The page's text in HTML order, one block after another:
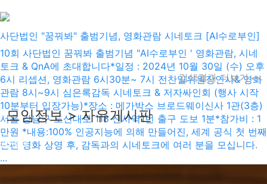
사단법인 "꿈꿔봐" 출범기념, 영화관람 시네토크 [AI수로부인]
10회 사단법인 꿈꿔봐 출범기념 "AI수로부인 ' 영화관람, 시네
토크 & QnA에 초대합니다 ​ *일정 : 2024년 10월 30일 (수) 오후
6시 리셉션, 영화관람 6시30분~ 7시 전찬일위원장인사& 영화
관람 8시~9시 심은록감독 시네토크 & 저자싸인회 (행사 시작
10분부터 입장가능) ​ *장소 : 메가박스 브로드웨이신사 1관(3층)
서울 강남구 도산대로 118 신사역1번 출구 도보 1분 ​ *참가비 : 1
만원 *내용:100% 인공지능에 의해 만들어진, 세계 공식 첫 번째
단편 영화 상영 후, 감독과의 시네토크에 여러 분을 모십니다.
...
검색결과 더보기
모임정보 > 자유게시판
꿈꿔봐